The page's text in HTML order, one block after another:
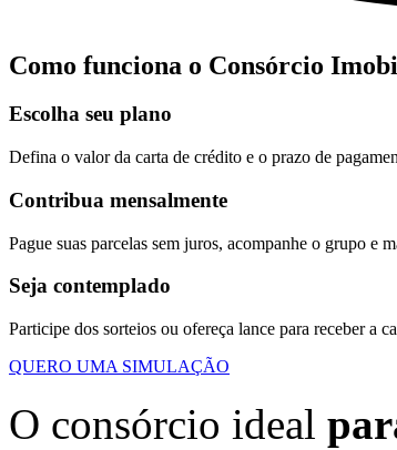
Como funciona o Consórcio
Escolha seu plano
Defina o valor da carta de crédito e o prazo de
Contribua mensalmente
Pague suas parcelas sem juros, acompanhe o grupo e
Seja contemplado
Participe dos sorteios ou ofereça lance para receber a
QUERO UMA SIMULAÇÃO
O consórcio ideal